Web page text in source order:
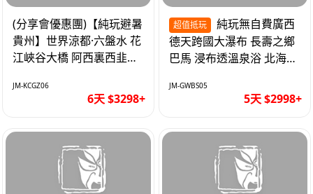
(分享會優惠團)【純玩避暑
貴州】世界涼都·六盤水 花
江峽谷大橋 阿西裏西韭菜
JM-KCGZ06
6天 $3298+
超值抵玩
德天跨國大瀑布 長壽之鄉
巴馬 浸布透溫泉浴 北海銀
JM-GWBS05
5天 $2998+